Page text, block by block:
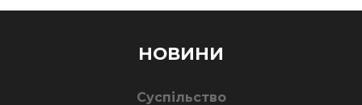
НОВИНИ
Суспільство